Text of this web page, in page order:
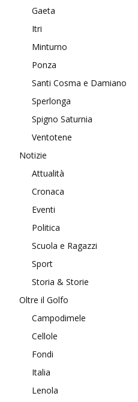
Gaeta
Itri
Minturno
Ponza
Santi Cosma e Damiano
Sperlonga
Spigno Saturnia
Ventotene
Notizie
Attualità
Cronaca
Eventi
Politica
Scuola e Ragazzi
Sport
Storia & Storie
Oltre il Golfo
Campodimele
Cellole
Fondi
Italia
Lenola